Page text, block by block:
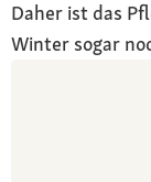
Daher ist das
Winter sogar